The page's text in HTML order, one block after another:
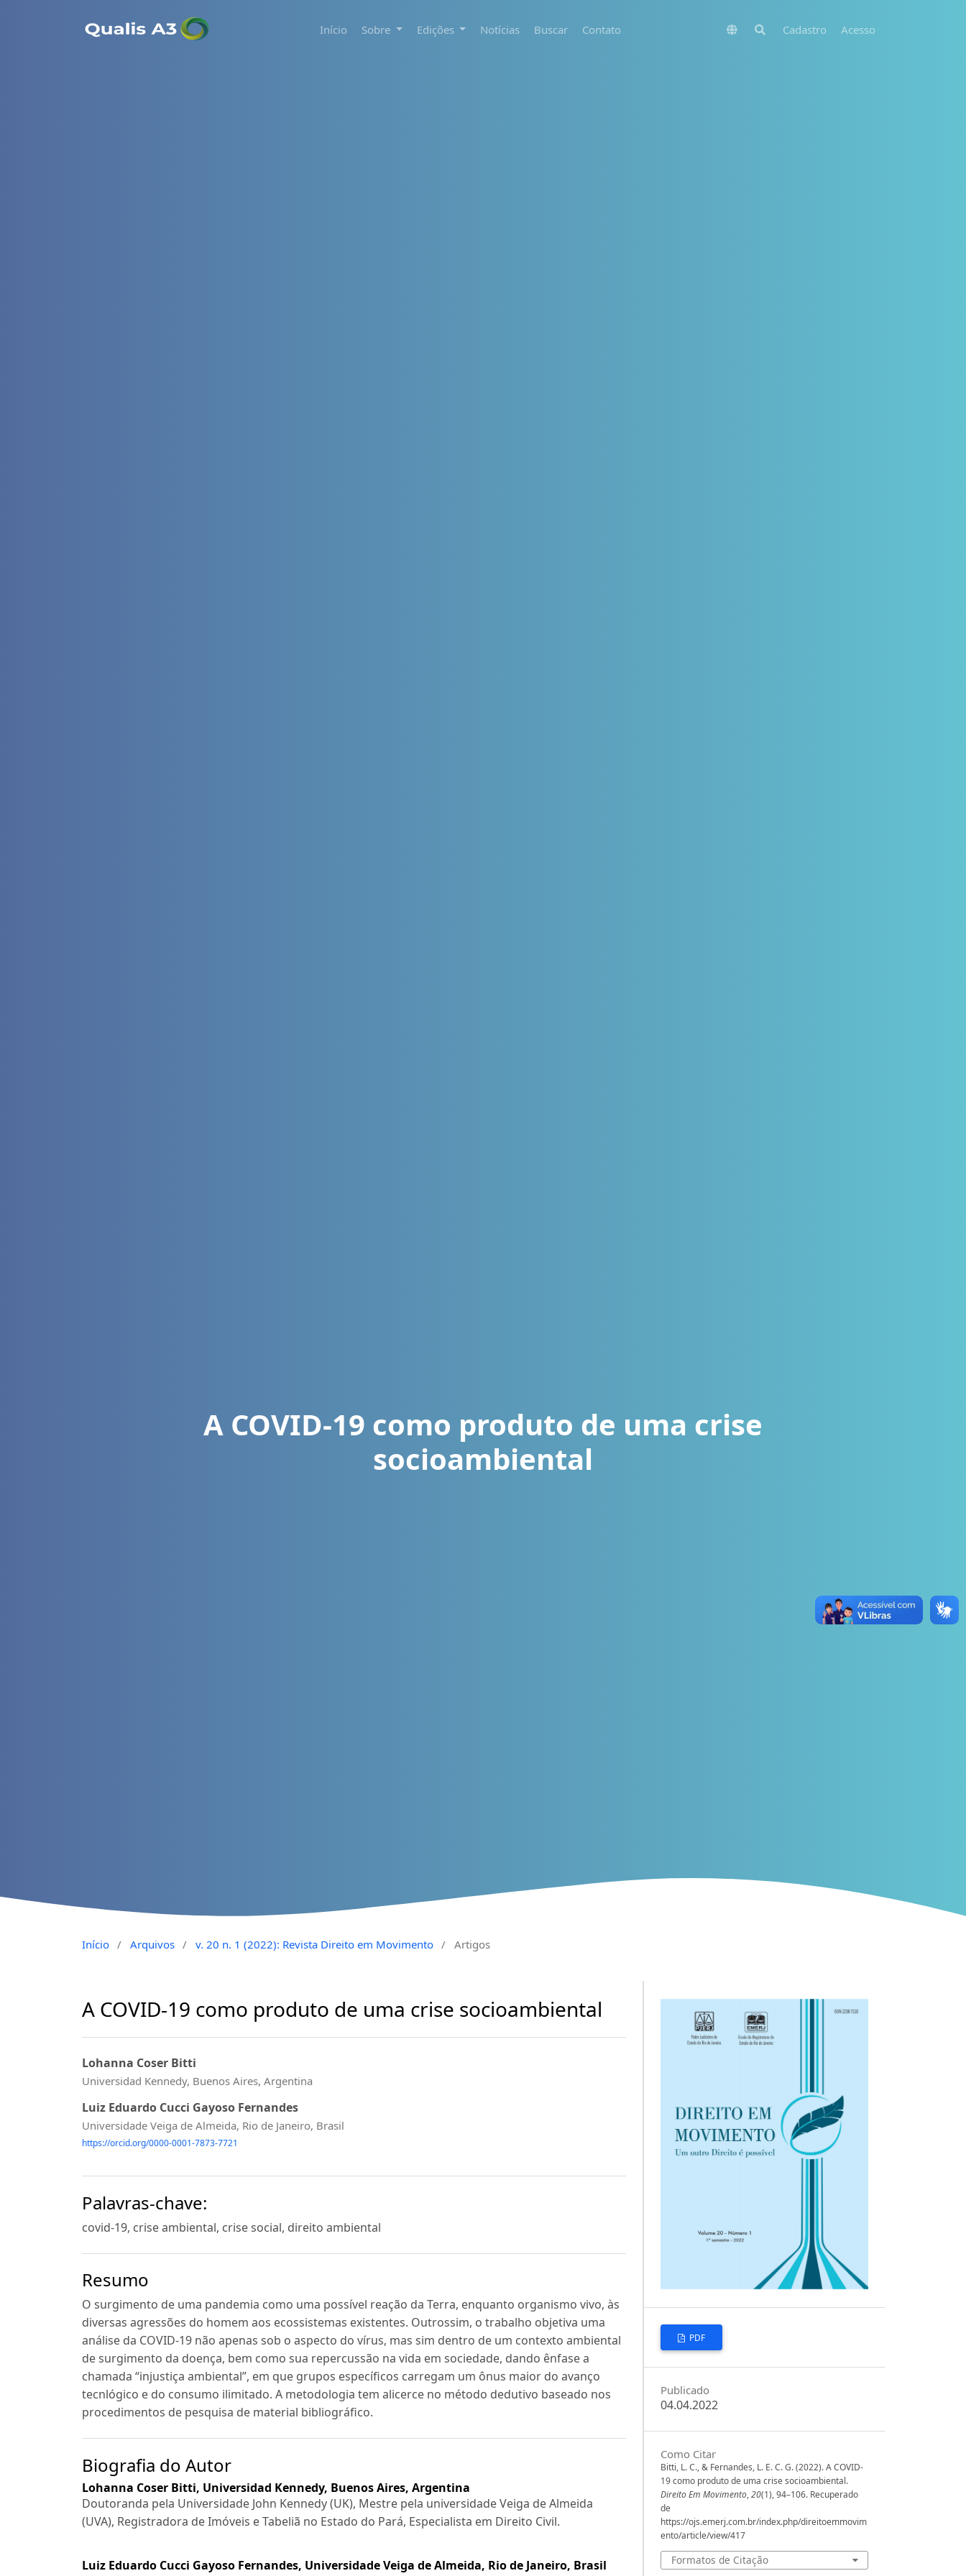
Início Sobre Edições Notícias Buscar Contato Cadastro Acesso
A COVID-19 como produto de uma crise
socioambiental
Início / Arquivos / v. 20 n. 1 (2022): Revista Direito em Movimento / Artigos
A COVID-19 como produto de uma crise socioambiental
Lohanna Coser Bitti
Universidad Kennedy, Buenos Aires, Argentina
Luiz Eduardo Cucci Gayoso Fernandes
Universidade Veiga de Almeida, Rio de Janeiro, Brasil
https://orcid.org/0000-0001-7873-7721
Palavras-chave:
covid-19, crise ambiental, crise social, direito ambiental
Resumo
O surgimento de uma pandemia como uma possível reação da Terra, enquanto organismo vivo, às
diversas agressões do homem aos ecossistemas existentes. Outrossim, o trabalho objetiva uma
análise da COVID-19 não apenas sob o aspecto do vírus, mas sim dentro de um contexto ambiental
de surgimento da doença, bem como sua repercussão na vida em sociedade, dando ênfase a
chamada “injustiça ambiental”, em que grupos específicos carregam um ônus maior do avanço
tecnlógico e do consumo ilimitado. A metodologia tem alicerce no método dedutivo baseado nos
procedimentos de pesquisa de material bibliográfico.
Biografia do Autor
Lohanna Coser Bitti, Universidad Kennedy, Buenos Aires, Argentina
Doutoranda pela Universidade John Kennedy (UK), Mestre pela universidade Veiga de Almeida
(UVA), Registradora de Imóveis e Tabeliã no Estado do Pará, Especialista em Direito Civil.
Luiz Eduardo Cucci Gayoso Fernandes, Universidade Veiga de Almeida, Rio de Janeiro, Brasil
PDF
Publicado
04.04.2022
Como Citar
Bitti, L. C., & Fernandes, L. E. C. G. (2022). A COVID-
19 como produto de uma crise socioambiental.
Direito Em Movimento,20(1), 94–106. Recuperado
de
https://ojs.emerj.com.br/index.php/direitoemmovim
ento/article/view/417
Formatos de Citação